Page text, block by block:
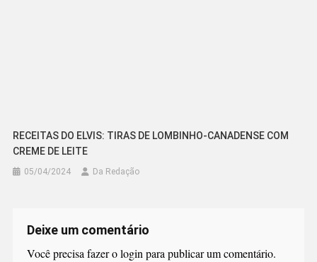
RECEITAS DO ELVIS: TIRAS DE LOMBINHO-CANADENSE COM
CREME DE LEITE
05/04/2024 Da Redação
Deixe um comentário
Você precisa fazer ologinpara publicar um comentário.